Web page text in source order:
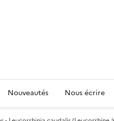
Nouveautés Nous écrire